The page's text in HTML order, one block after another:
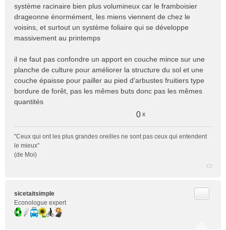
système racinaire bien plus volumineux car le framboisier
drageonne énormément, les miens viennent de chez le
voisins, et surtout un système foliaire qui se développe
massivement au printemps
il ne faut pas confondre un apport en couche mince sur une
planche de culture pour améliorer la structure du sol et une
couche épaisse pour pailler au pied d'arbustes fruitiers type
bordure de forêt, pas les mêmes buts donc pas les mêmes
quantités
0 x
"Ceux qui ont les plus grandes oreilles ne sont pas ceux qui entendent
le mieux"
(de Moi)
sicetaitsimple
Econologue expert